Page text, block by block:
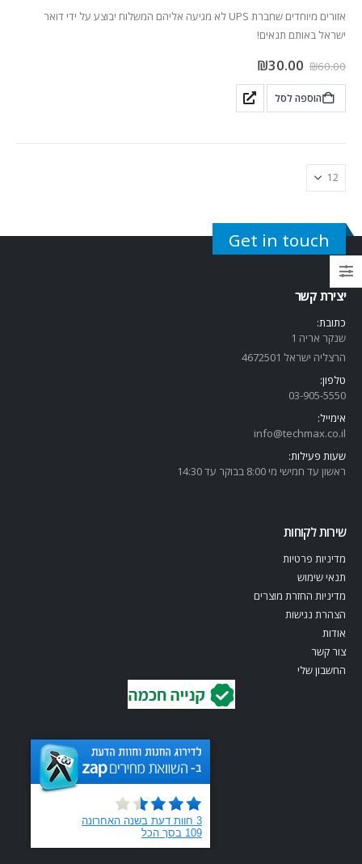
אזורים מיוחדים שחברת UPS לא מגיעה אליהם המשלוח יבוצע על ידי דואר
ישראל באותם תנאים!
₪60.00
₪30.00
הוספה לסל
Get in touch
יצירת קשר
כתובת:
שנקר אריה 1
הרצליה ישראל 4672501
טלפון:
03-905-5550
אימייל:
info@techmax.co.il
שעות פעילות:
ראשון עד חמישי מי 8:00 בבוקר עד 14:30
שירות לקוחות
מדיניות פרטיות
תנאי שימוש
מדיניות החזרת מוצרים
הצהרת נגישות
אודות
צור קשר
החשבון שלי